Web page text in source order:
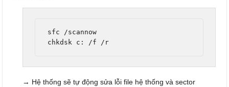
sfc /scannow
→ Hệ thống sẽ tự động sửa lỗi file hệ thống và sector